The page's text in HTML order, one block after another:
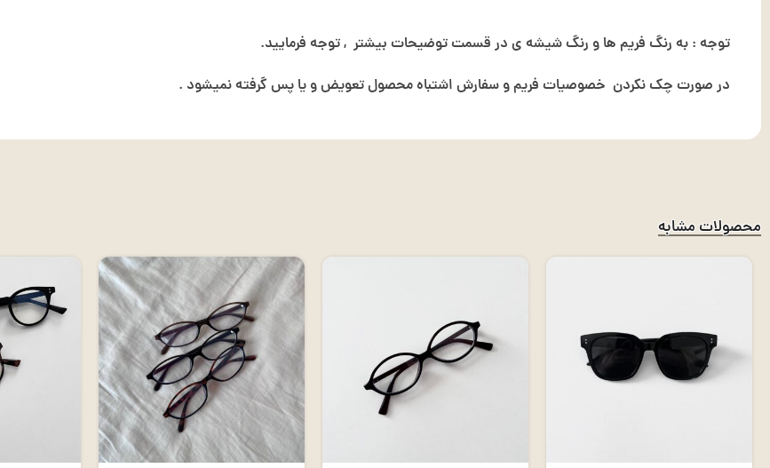
توجه : به رنگ فریم ها و رنگ شیشه ی در قسمت توضیحات بیشتر , توجه فرمایید.
در صورت چک نکردن خصوصیات فریم و سفارش اشتباه محصول تعویض و یا پس گرفته نمیشود .
محصولات مشابه